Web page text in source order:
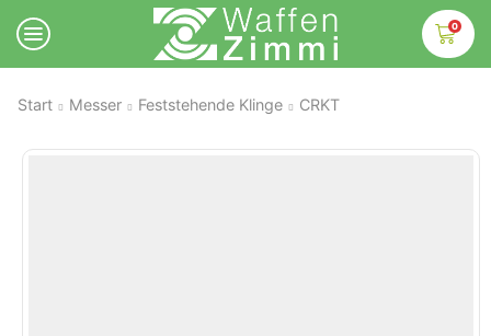
0
Start Messer Feststehende Klinge CRKT